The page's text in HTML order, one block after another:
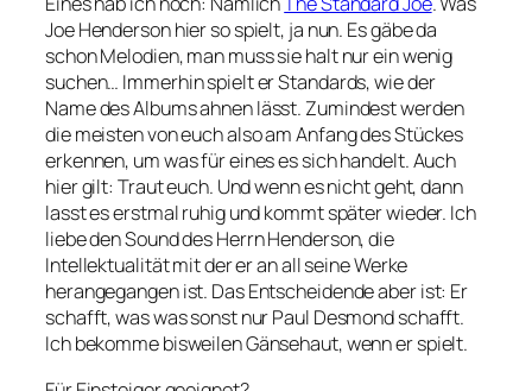
Joe Henderson hier so spielt, ja nun. Es gäbe da
schon Melodien, man muss sie halt nur ein wenig
suchen… Immerhin spielt er Standards, wie der
Name des Albums ahnen lässt. Zumindest werden
die meisten von euch also am Anfang des Stückes
erkennen, um was für eines es sich handelt. Auch
hier gilt: Traut euch. Und wenn es nicht geht, dann
lasst es erstmal ruhig und kommt später wieder. Ich
liebe den Sound des Herrn Henderson, die
Intellektualität mit der er an all seine Werke
herangegangen ist. Das Entscheidende aber ist: Er
schafft, was was sonst nur Paul Desmond schafft.
Ich bekomme bisweilen Gänsehaut, wenn er spielt.